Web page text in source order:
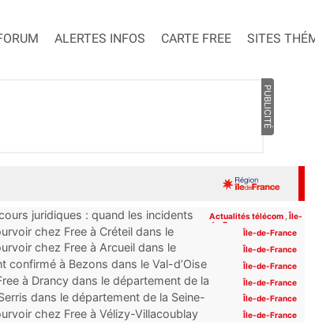
ALERTES INFOS CARTE FREE SITES
PUBLICITÉ
juridiques : quand les incidents
Actualités télécom ,Île-
de-France
chez Free à Créteil dans le
Île-de-France
chez Free à Arcueil dans le
Île-de-France
confirmé à Bezons dans le Val-d’Oise Île-de-France
à Drancy dans le département de la
Île-de-France
dans le département de la Seine-
Île-de-France
chez Free à Vélizy-Villacoublay
Île-de-France